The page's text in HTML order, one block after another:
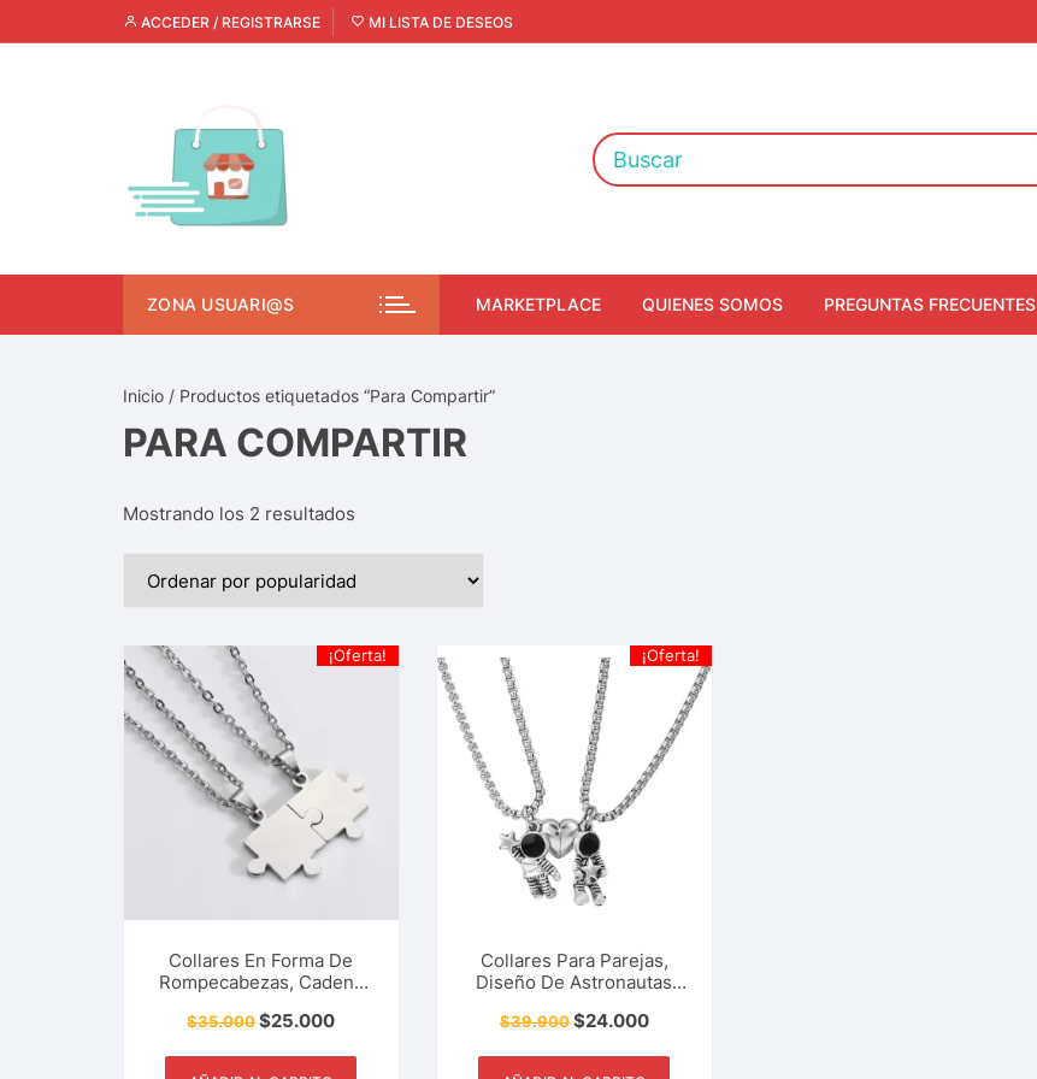
ACCEDER / REGISTRARSE MI LISTA DE DESEOS
ZONA USUARI@S MARKETPLACE QUIENES SOMOS PREGUNTAS FRECUENTES
Inicio / Productos etiquetados “Para Compartir”
PARA COMPARTIR
Mostrando los 2 resultados
¡Oferta!
Collares En Forma De
Rompecabezas, Cadena
Compartir Con Pareja,
Collar, Accesorios De
$35.000$25.000
¡Oferta!
Collares Para Parejas,
Diseño De Astronautas
Collar Magnético Para
Novios, Familia, Accesorio
$39.900$24.000